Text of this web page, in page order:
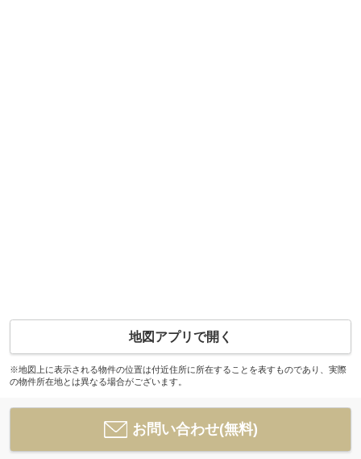
地図アプリで開く
※地図上に表示される物件の位置は付近住所に所在することを表すものであり、実際
の物件所在地とは異なる場合がございます。
お問い合わせ(無料)